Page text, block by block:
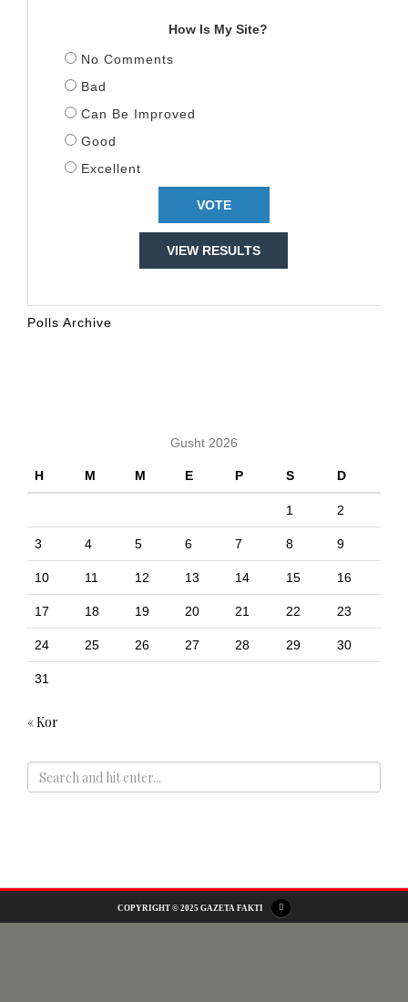
How Is My Site?
No Comments
Bad
Can Be Improved
Good
Excellent
VIEW RESULTS
Polls Archive
Gusht 2026
H M M E P S D
1 2
3 4 5 6 7 8 9
10 11 12 13 14 15 16
17 18 19 20 21 22 23
24 25 26 27 28 29 30
31
« Kor
COPYRIGHT © 2025 GAZETA FAKTI